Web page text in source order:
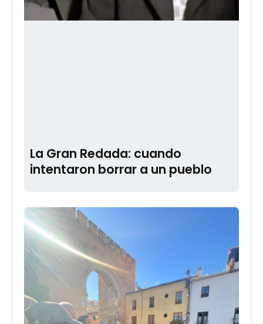
La Gran Redada: cuando
intentaron borrar a un pueblo